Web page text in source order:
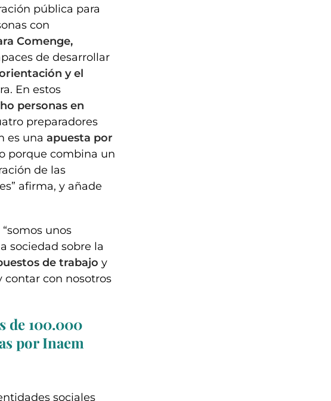
pública para
con
Comenge,
de desarrollar
y el
En estos
personas en
preparadores
es una apuesta por
porque combina un
de las
afirma, y añade
unos
sociedad sobre la
de trabajo y
contar con nosotros
de 100.000
por Inaem
sociales